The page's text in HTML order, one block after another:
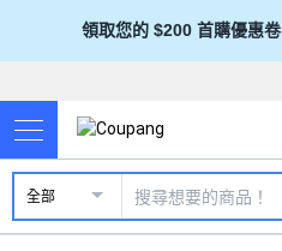
領取您的 $200 首購優惠
全部